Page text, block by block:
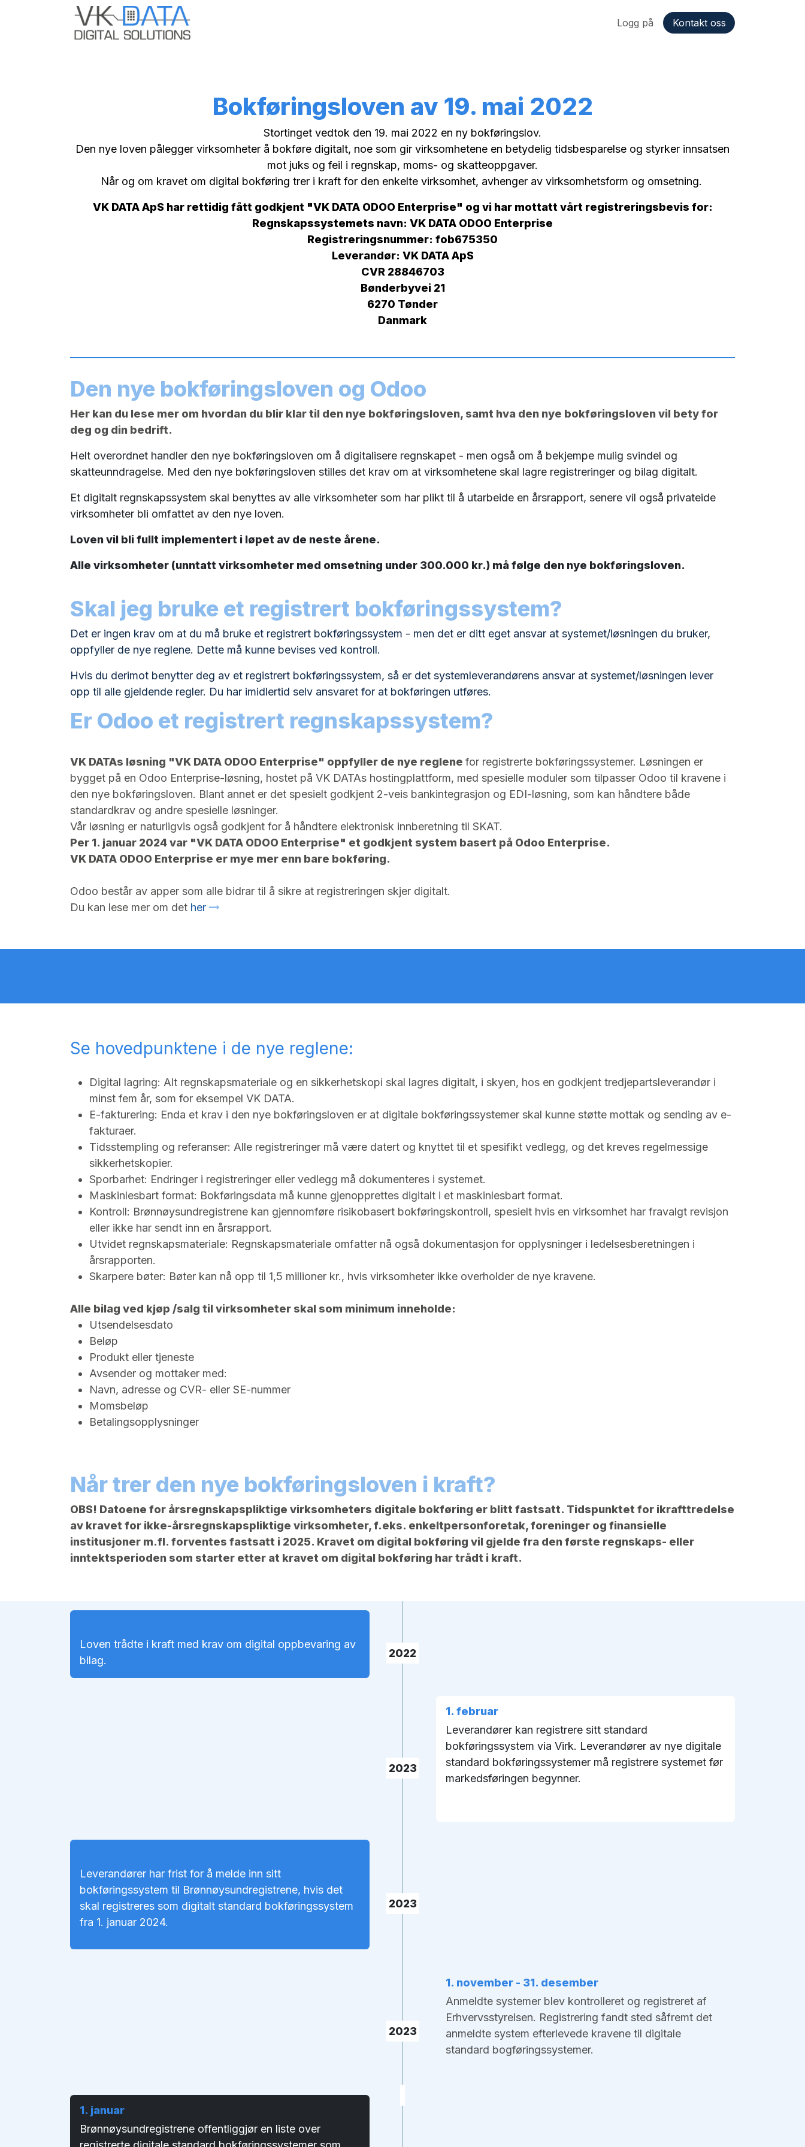
Skip to Content
Logg på Kontakt oss
Bokføringsloven av 19. mai 2022
Stortinget vedtok den 19. mai 2022 en ny bokføringslov.
Den nye loven pålegger virksomheter å bokføre digitalt, noe som gir virksomhetene en betydelig tidsbesparelse og styrker innsatsen
mot juks og feil i regnskap, moms- og skatteoppgaver.
Når og om kravet om digital bokføring trer i kraft for den enkelte virksomhet, avhenger av virksomhetsform og omsetning.
VK DATA ApS har rettidig fått godkjent "VK DATA ODOO Enterprise" og vi har mottatt vårt registreringsbevis for:
Regnskapssystemets navn: VK DATA ODOO Enterprise
Registreringsnummer: fob675350
Leverandør: VK DATA ApS
CVR 28846703
Bønderbyvei 21
6270 Tønder
Danmark
Den nye bokføringsloven og Odoo
Her kan du lese mer om hvordan du blir klar til den nye bokføringsloven, samt hva den nye bokføringsloven vil bety for
deg og din bedrift.
Helt overordnet handler den nye bokføringsloven om å digitalisere regnskapet - men også om å bekjempe mulig svindel og
skatteunndragelse. Med den nye bokføringsloven stilles det krav om at virksomhetene skal lagre registreringer og bilag digitalt.
Et digitalt regnskapssystem skal benyttes av alle virksomheter som har plikt til å utarbeide en årsrapport, senere vil også privateide
virksomheter bli omfattet av den nye loven.
Loven vil bli fullt implementert i løpet av de neste årene.
Alle virksomheter (unntatt virksomheter med omsetning under 300.000 kr.) må følge den nye bokføringsloven.
Skal jeg bruke et registrert bokføringssystem?
Det er ingen krav om at du må bruke et registrert bokføringssystem - men det er ditt eget ansvar at systemet/løsningen du bruker,
oppfyller de nye reglene. Dette må kunne bevises ved kontroll.
Hvis du derimot benytter deg av et registrert bokføringssystem, så er det systemleverandørens ansvar at systemet/løsningen lever
opp til alle gjeldende regler. Du har imidlertid selv ansvaret for at bokføringen utføres.
Er Odoo et registrert regnskapssystem?
VK DATAs løsning "VK DATA ODOO Enterprise" oppfyller de nye reglene for registrerte bokføringssystemer. Løsningen er
bygget på en Odoo Enterprise-løsning, hostet på VK DATAs hostingplattform, med spesielle moduler som tilpasser Odoo til kravene i
den nye bokføringsloven. Blant annet er det spesielt godkjent 2-veis bankintegrasjon og EDI-løsning, som kan håndtere både
standardkrav og andre spesielle løsninger.
Vår løsning er naturligvis også godkjent for å håndtere elektronisk innberetning til SKAT.
Per 1. januar 2024 var "VK DATA ODOO Enterprise" et godkjent system basert på Odoo Enterprise.
VK DATA ODOO Enterprise er mye mer enn bare bokføring.
Odoo består av apper som alle bidrar til å sikre at registreringen skjer digitalt.
Du kan lese mer om det her
Se hovedpunktene i de nye reglene:
Digital lagring: Alt regnskapsmateriale og en sikkerhetskopi skal lagres digitalt, i skyen, hos en godkjent tredjepartsleverandør i
minst fem år, som for eksempel VK DATA.
E-fakturering: Enda et krav i den nye bokføringsloven er at digitale bokføringssystemer skal kunne støtte mottak og sending av e-
fakturaer.
Tidsstempling og referanser: Alle registreringer må være datert og knyttet til et spesifikt vedlegg, og det kreves regelmessige
sikkerhetskopier.
Sporbarhet: Endringer i registreringer eller vedlegg må dokumenteres i systemet.
Maskinlesbart format: Bokføringsdata må kunne gjenopprettes digitalt i et maskinlesbart format.
Kontroll: Brønnøysundregistrene kan gjennomføre risikobasert bokføringskontroll, spesielt hvis en virksomhet har fravalgt revisjon
eller ikke har sendt inn en årsrapport.
Utvidet regnskapsmateriale: Regnskapsmateriale omfatter nå også dokumentasjon for opplysninger i ledelsesberetningen i
årsrapporten.
Skarpere bøter: Bøter kan nå opp til 1,5 millioner kr., hvis virksomheter ikke overholder de nye kravene.
Alle bilag ved kjøp /salg til virksomheter skal som minimum inneholde:
Utsendelsesdato
Beløp
Produkt eller tjeneste
Avsender og mottaker med:
Navn, adresse og CVR- eller SE-nummer
Momsbeløp
Betalingsopplysninger
Når trer den nye bokføringsloven i kraft?
OBS! Datoene for årsregnskapspliktige virksomheters digitale bokføring er blitt fastsatt. Tidspunktet for ikrafttredelse
av kravet for ikke-årsregnskapspliktige virksomheter, f.eks. enkeltpersonforetak, foreninger og finansielle
institusjoner m.fl. forventes fastsatt i 2025. Kravet om digital bokføring vil gjelde fra den første regnskaps- eller
inntektsperioden som starter etter at kravet om digital bokføring har trådt i kraft.
2022
Loven trådte i kraft med krav om digital oppbevaring av
bilag.
2023
1. februar
Leverandører kan registrere sitt standard
bokføringssystem via Virk. Leverandører av nye digitale
standard bokføringssystemer må registrere systemet før
markedsføringen begynner.
2023
Leverandører har frist for å melde inn sitt
bokføringssystem til Brønnøysundregistrene, hvis det
skal registreres som digitalt standard bokføringssystem
fra 1. januar 2024.
2023
1. november - 31. desember
Anmeldte systemer blev kontrolleret og registreret af
Erhvervsstyrelsen. Registrering fandt sted såfremt det
anmeldte system efterlevede kravene til digitale
standard bogføringssystemer.
1. januar
Brønnøysundregistrene offentliggjør en liste over